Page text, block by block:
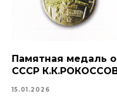
Памятная медаль
СССР
15.01.2026